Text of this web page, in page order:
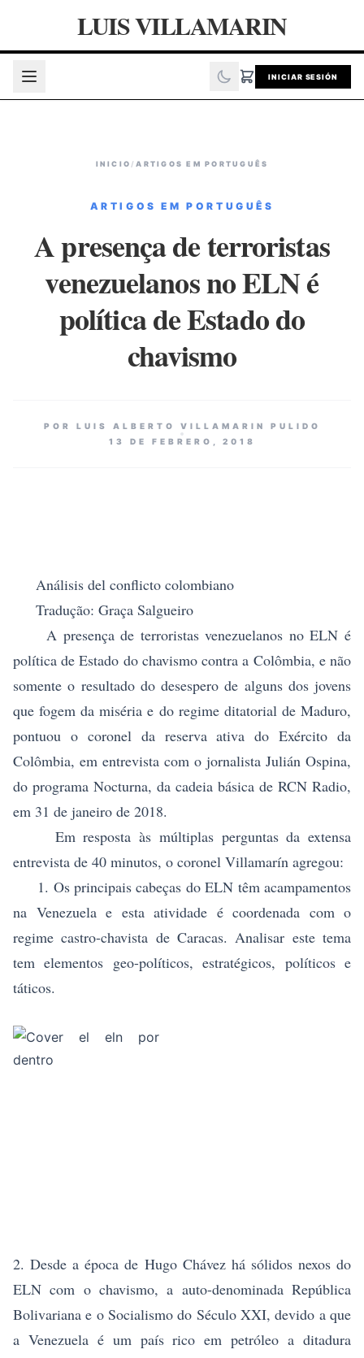
LUIS VILLAMARIN
INICIAR SESIÓN
INICIO /ARTIGOS EM PORTUGUÊS
ARTIGOS EM PORTUGUÊS
A presença de terroristas
venezuelanos no ELN é
política de Estado do
chavismo
POR LUIS ALBERTO VILLAMARIN PULIDO
13 DE FEBRERO, 2018
Análisis del conflicto colombiano
Tradução: Graça Salgueiro
A presença de terroristas venezuelanos no ELN é
política de Estado do chavismo contra a Colômbia, e não
somente o resultado do desespero de alguns dos jovens
que fogem da miséria e do regime ditatorial de Maduro,
pontuou o coronel da reserva ativa do Exército da
Colômbia, em entrevista com o jornalista Julián Ospina,
do programa Nocturna, da cadeia básica de RCN Radio,
em 31 de janeiro de 2018.
Em resposta às múltiplas perguntas da extensa
entrevista de 40 minutos, o coronel Villamarín agregou:
1. Os principais cabeças do ELN têm acampamentos
na Venezuela e esta atividade é coordenada com o
regime castro-chavista de Caracas. Analisar este tema
tem elementos geo-políticos, estratégicos, políticos e
táticos.
2. Desde a época de Hugo Chávez há sólidos nexos do
ELN com o chavismo, a auto-denominada República
Bolivariana e o Socialismo do Século XXI, devido a que
a Venezuela é um país rico em petróleo a ditadura